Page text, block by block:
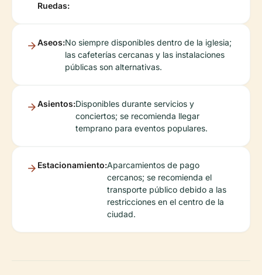
Ruedas:
Aseos:No siempre disponibles dentro de la iglesia;
las cafeterías cercanas y las instalaciones
públicas son alternativas.
Asientos:Disponibles durante servicios y
conciertos; se recomienda llegar
temprano para eventos populares.
Estacionamiento:Aparcamientos de pago
cercanos; se recomienda el
transporte público debido a las
restricciones en el centro de la
ciudad.